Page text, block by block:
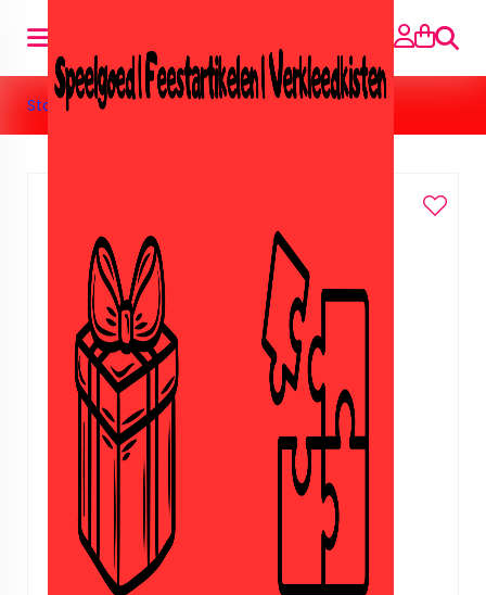
Suche
Startseite» Raam stickers Frozen.